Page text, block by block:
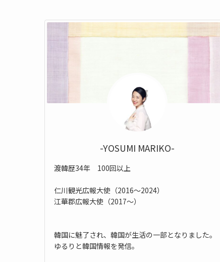
-YOSUMI MARIKO-
渡韓歴34年 100回以上
仁川観光広報大使（2016〜2024）
江華郡広報大使（2017〜）
韓国に魅了され、韓国が生活の一部となりました。
ゆるりと韓国情報を発信。